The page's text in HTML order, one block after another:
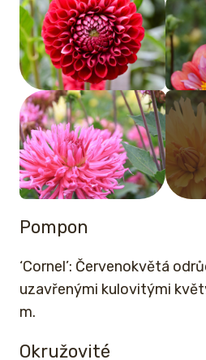
Pompon
‘Cornel’: Červenokvětá
uzavřenými kulovitými
m.
Okružovité